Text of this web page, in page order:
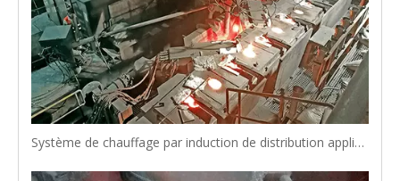
Système de chauffage par induction de distribution appliqué à Jiangsu Shagang